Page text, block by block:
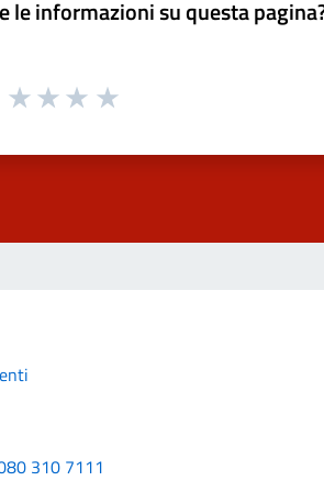
le informazioni su questa
310 7111